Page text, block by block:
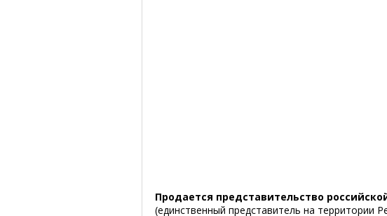
Продается представительство
(единственный представитель на территории